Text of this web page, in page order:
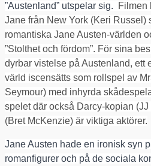
”Austenland” utspelar sig.
Filmen
Jane från New York (Keri Russel)
romantiska Jane Austen-världen
”Stolthet och fördom”. För sina
dyrbar vistelse på Austenland, ett
värld iscensätts som rollspel av
Seymour) med inhyrda
spelet där också Darcy-kopian
(Bret McKenzie) är viktiga aktörer.
Jane Austen hade en ironisk syn
romanfigurer och på de sociala